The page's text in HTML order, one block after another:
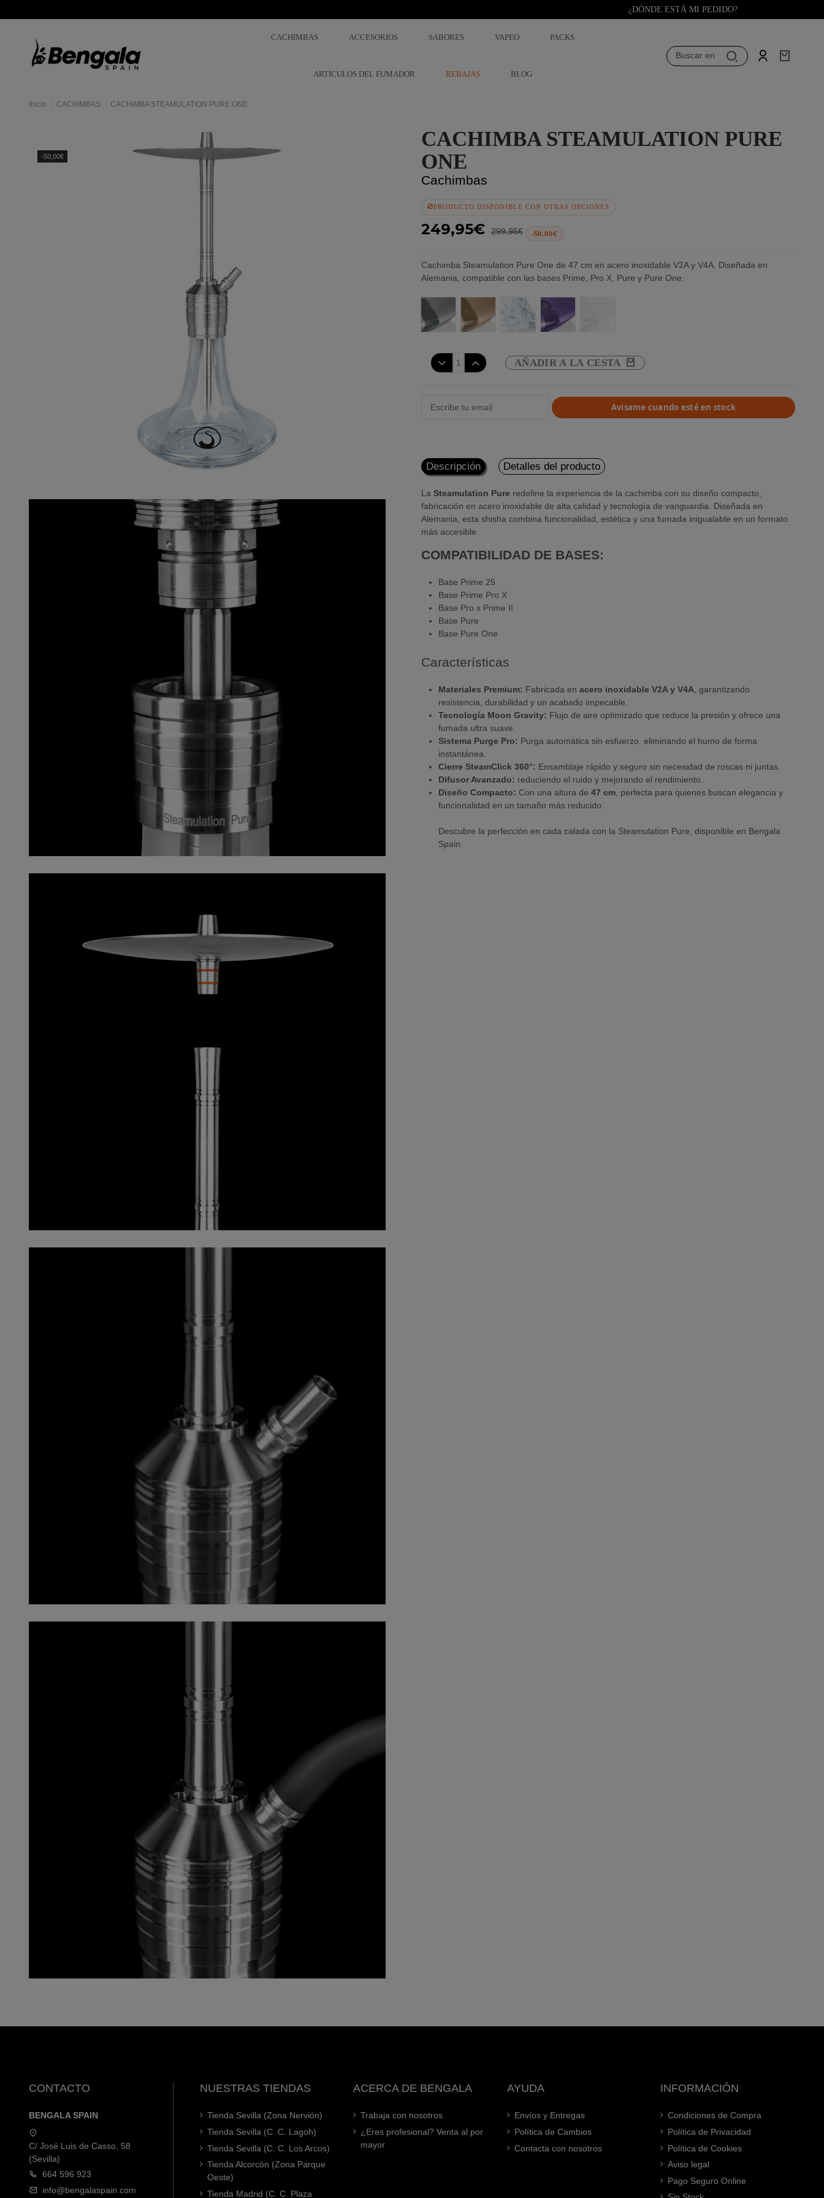
¿DÓNDE ESTÁ MI PEDIDO?
CACHIMBAS ACCESORIOS SABORES VAPEO PACKS
ARTÍCULOS DEL FUMADOR REBAJAS BLOG
Buscar en
Inicio CACHIMBAS CACHIMBA STEAMULATION PURE ONE
-50,00€
CACHIMBA STEAMULATION PURE
ONE
Cachimbas
PRODUCTO DISPONIBLE CON OTRAS OPCIONES
249,95€ 299,95€ -50,00€
Cachimba Steamulation Pure One de 47 cm en acero inoxidable V2A y V4A. Diseñada en
Alemania, compatible con las bases Prime, Pro X, Pure y Pure One.
Pure Silver Matt Metallic
Pure Champagne Matt Metallic
Pure Crystal
AÑADIR A LA CESTA
Avisame cuando esté en stock
Descripción Detalles del producto
La Steamulation Pure redefine la experiencia de la cachimba con su diseño compacto,
fabricación en acero inoxidable de alta calidad y tecnología de vanguardia. Diseñada en
Alemania, esta shisha combina funcionalidad, estética y una fumada inigualable en un formato
más accesible.
COMPATIBILIDAD DE BASES:
Base Prime 25
Base Prime Pro X
Base Pro x Prime II
Base Pure
Base Pure One
Características
Materiales Premium: Fabricada en acero inoxidable V2A y V4A, garantizando
resistencia, durabilidad y un acabado impecable.
Tecnología Moon Gravity: Flujo de aire optimizado que reduce la presión y ofrece una
fumada ultra suave.
Sistema Purge Pro: Purga automática sin esfuerzo, eliminando el humo de forma
instantánea.
Cierre SteamClick 360°: Ensamblaje rápido y seguro sin necesidad de roscas ni juntas.
Difusor Avanzado: reduciendo el ruido y mejorando el rendimiento.
Diseño Compacto: Con una altura de 47 cm, perfecta para quienes buscan elegancia y
funcionalidad en un tamaño más reducido.
Descubre la perfección en cada calada con la Steamulation Pure, disponible en Bengala
Spain.
CONTACTO
BENGALA SPAIN
C/ José Luis de Casso, 58
(Sevilla)
664 596 923
info@bengalaspain.com
NUESTRAS TIENDAS
Tienda Sevilla (Zona Nervión)
Tienda Sevilla (C. C. Lagoh)
Tienda Sevilla (C. C. Los Arcos)
Tienda Alcorcón (Zona Parque
Oeste)
Tienda Madrid (C. C. Plaza
ACERCA DE BENGALA
Trabaja con nosotros
¿Eres profesional? Venta al por
mayor
AYUDA
Envíos y Entregas
Política de Cambios
Contacta con nosotros
INFORMACIÓN
Condiciones de Compra
Política de Privacidad
Política de Cookies
Aviso legal
Pago Seguro Online